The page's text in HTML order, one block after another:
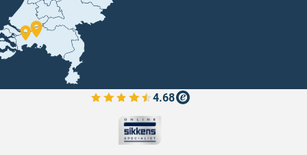
4.68
Bekijk de verfplaza beoordelingen